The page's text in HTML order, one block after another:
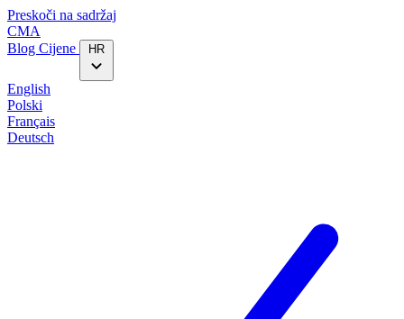
Preskoči na sadržaj
CMA
Blog‎ Cijene HR
English
Polski
Français
Deutsch